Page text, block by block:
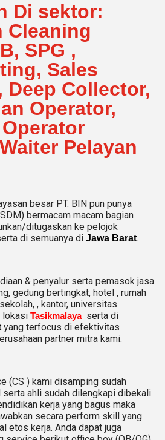
Di sektor:
Cleaning
SPG ,
Sales
Deep Collector,
Operator,
Pelayan
besar PT. BIN pun punya
bermacam macam bagian
ditugaskan ke pelojok
di semuanya di Jawa Barat.
& penyalur serta pemasok jasa
gedung bertingkat, hotel , rumah
, kantor, universitas
lokasi Tasikmalayaserta di
yang terfocus di efektivitas
partner mitra kami.
(CS ) kami disamping sudah
ahli sudah dilengkapi dibekali
kerja yang bagus maka
secara perform skill yang
etos kerja. Anda dapat juga